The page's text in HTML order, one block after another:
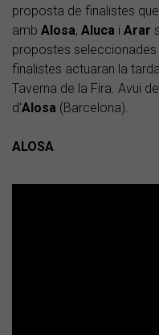
proposta de finalistes
amb Alosa, Aluca i Arar
propostes
finalistes actuaran la
Taverna de la Fira. Avui
d'Alosa (Barcelona).
ALOSA